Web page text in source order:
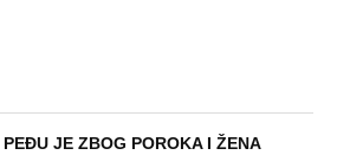
PEĐU JE ZBOG POROKA I ŽENA